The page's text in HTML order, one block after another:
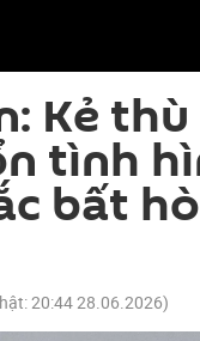
Kẻ
tình
bất
20:44 28.06.2026)